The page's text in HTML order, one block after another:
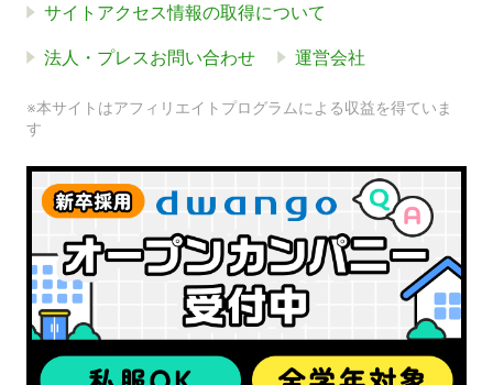
サイトアクセス情報の取得について
法人・プレスお問い合わせ 運営会社
※本サイトはアフィリエイトプログラムによる収益を得ていま
す